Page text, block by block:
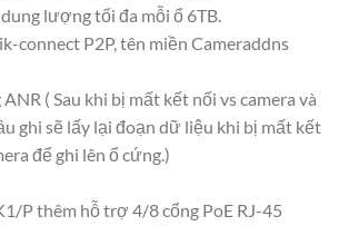
lượng tối đa mỗi ổ 6TB.
connect P2P, tên miền Cameraddns
( Sau khi bị mất kết nối vs camera và
ghi sẽ lấy lại đoạn dữ liệu khi bị mất kết
để ghi lên ổ cứng.)
P thêm hỗ trợ 4/8 cổng PoE RJ-45